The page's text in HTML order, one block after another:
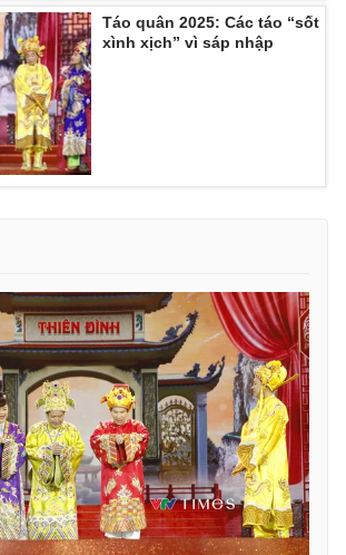
VTV:024.66 897 897
024-7300.7108
mọi hình thức nếu không có sự chấp
Ghi rõ nguồn VTV.vn khi phát hành lại
này.
Táo quân 2025: Các táo “sốt
xình xịch” vì sáp nhập